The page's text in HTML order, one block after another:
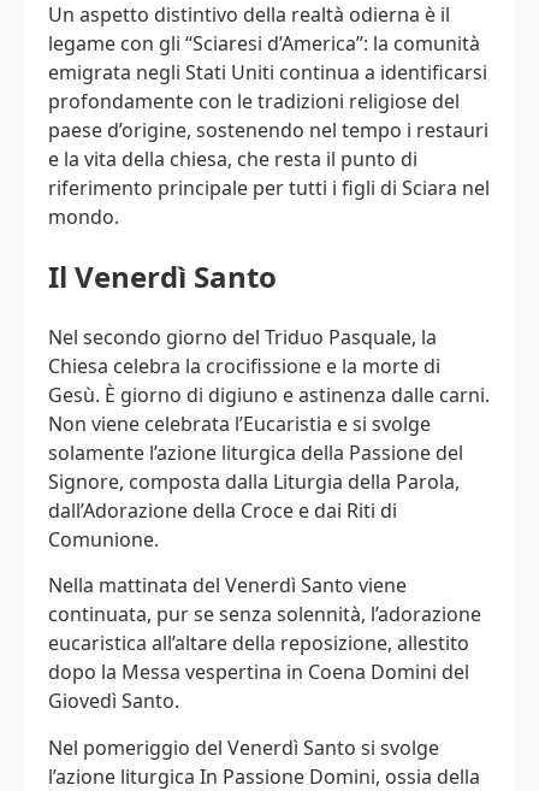
Un aspetto distintivo della realtà odierna è il
legame con gli “Sciaresi d’America”: la comunità
emigrata negli Stati Uniti continua a identificarsi
profondamente con le tradizioni religiose del
paese d’origine, sostenendo nel tempo i restauri
e la vita della chiesa, che resta il punto di
riferimento principale per tutti i figli di Sciara nel
mondo.
Il Venerdì Santo
Nel secondo giorno del Triduo Pasquale, la
Chiesa celebra la crocifissione e la morte di
Gesù. È giorno di digiuno e astinenza dalle carni.
Non viene celebrata l’Eucaristia e si svolge
solamente l’azione liturgica della Passione del
Signore, composta dalla Liturgia della Parola,
dall’Adorazione della Croce e dai Riti di
Comunione.
Nella mattinata del Venerdì Santo viene
continuata, pur se senza solennità, l’adorazione
eucaristica all’altare della reposizione, allestito
dopo la Messa vespertina in Coena Domini del
Giovedì Santo.
Nel pomeriggio del Venerdì Santo si svolge
l’azione liturgica In Passione Domini, ossia della